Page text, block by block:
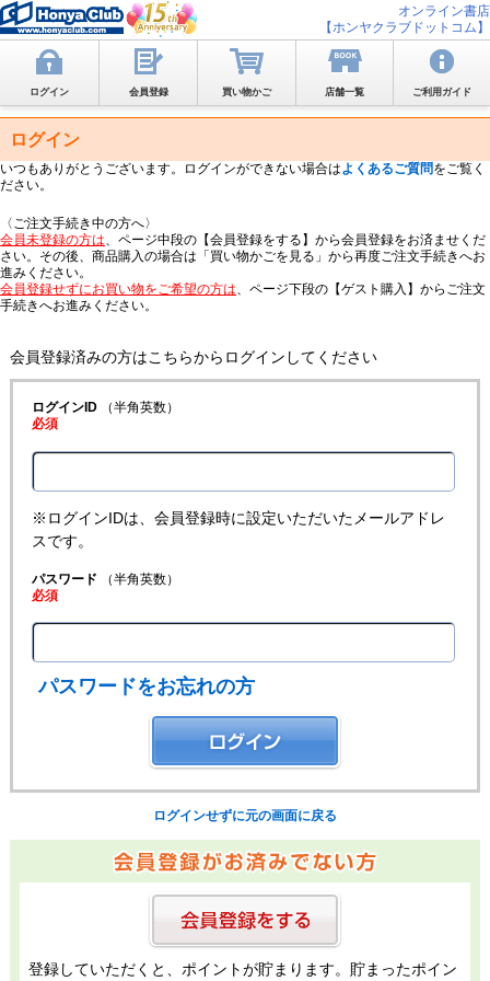
オンライン書店
【ホンヤクラブドットコム】
ログイン 会員登録 買い物かご 店舗一覧 ご利用ガイド
ログイン
いつもありがとうございます。ログインができない場合はよくあるご質問をご覧く
ださい。
〈ご注文手続き中の方へ〉
会員未登録の方は、ページ中段の【会員登録をする】から会員登録をお済ませくだ
さい。その後、商品購入の場合は「買い物かごを見る」から再度ご注文手続きへお
進みください。
会員登録せずにお買い物をご希望の方は、ページ下段の【ゲスト購入】からご注文
手続きへお進みください。
会員登録済みの方はこちらからログインしてください
ログインID（半角英数）
必須
※ログインIDは、会員登録時に設定いただいたメールアドレ
スです。
パスワード （半角英数）
必須
パスワードをお忘れの方
ログインせずに元の画面に戻る
登録していただくと、ポイントが貯まります。貯まったポイン